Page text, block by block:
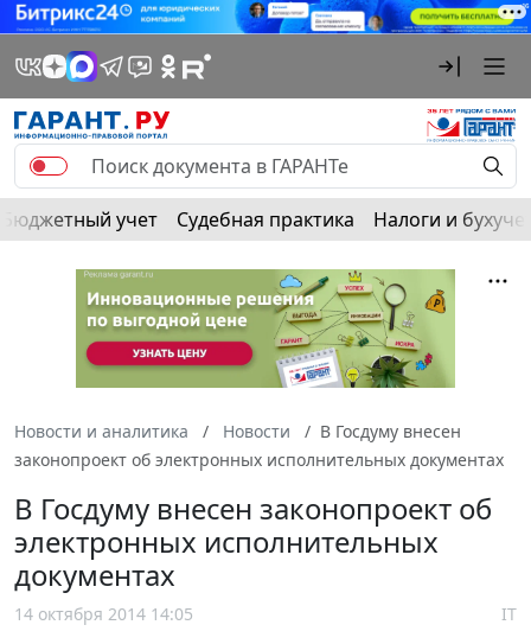
Бюджетный учет Судебная практика Налоги и
Новости и аналитика Новости
В Госдуму внесен
законопроект об электронных исполнительных документах
В Госдуму внесен законопроект об
электронных исполнительных
документах
14 октября 2014 14:05 IT